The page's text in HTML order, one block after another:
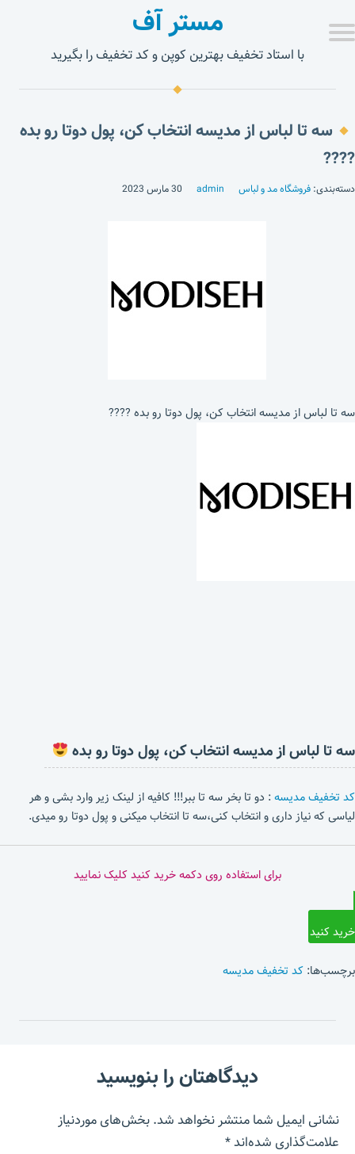
مستر آف
با استاد تخفیف بهترین کوپن و کد تخفیف را بگیرید
سه تا لباس از مدیسه انتخاب کن، پول دوتا رو بده
????
دسته‌بندی: فروشگاه مد و لباس admin 30 مارس 2023
سه تا لباس از مدیسه انتخاب کن، پول دوتا رو بده ????
سه تا لباس از مدیسه انتخاب کن، پول دوتا رو بده
کد تخفیف مدیسه: دو تا بخر سه تا ببر!!! کافیه از لینک زیر وارد بشی و هر
لیاسی که نیاز داری و انتخاب کنی،سه تا انتخاب میکنی و پول دوتا رو میدی.
برای استفاده روی دکمه خرید کنید کلیک نمایید
خرید کنید
برچسب‌ها: کد تخفیف مدیسه
دیدگاهتان را بنویسید
نشانی ایمیل شما منتشر نخواهد شد.بخش‌های موردنیاز
علامت‌گذاری شده‌اند*